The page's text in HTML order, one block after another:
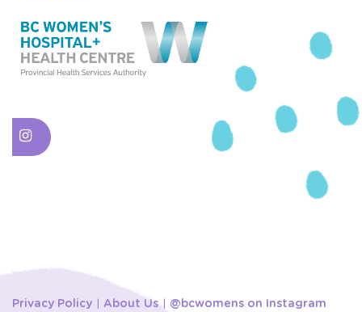
Privacy Policy About Us @bcwomens on Instagram